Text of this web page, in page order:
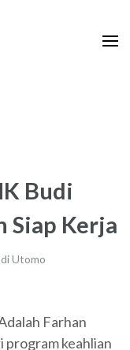
Budi
Siap Kerja
Utomo
Farhan
program keahlian